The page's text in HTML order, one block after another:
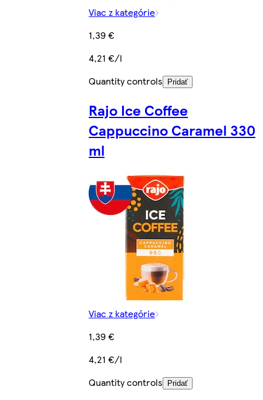
Viac z kategórie
1,39 €
4,21 €/l
Quantity controls
Pridať
Rajo Ice Coffee
Cappuccino Caramel 330
ml
Viac z kategórie
1,39 €
4,21 €/l
Quantity controls
Pridať